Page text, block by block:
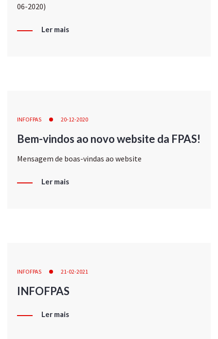
06-2020)
Ler mais
INFOFPAS 20-12-2020
Bem-vindos ao novo website da FPAS!
Mensagem de boas-vindas ao website
Ler mais
INFOFPAS 21-02-2021
INFOFPAS
Ler mais